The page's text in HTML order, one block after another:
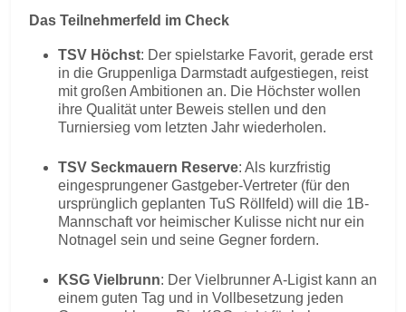
Das Teilnehmerfeld im Check
TSV Höchst: Der spielstarke Favorit, gerade erst
in die Gruppenliga Darmstadt aufgestiegen, reist
mit großen Ambitionen an. Die Höchster wollen
ihre Qualität unter Beweis stellen und den
Turniersieg vom letzten Jahr wiederholen.
TSV Seckmauern Reserve: Als kurzfristig
eingesprungener Gastgeber-Vertreter (für den
ursprünglich geplanten TuS Röllfeld) will die 1B-
Mannschaft vor heimischer Kulisse nicht nur ein
Notnagel sein und seine Gegner fordern.
KSG Vielbrunn: Der Vielbrunner A-Ligist kann an
einem guten Tag und in Vollbesetzung jeden